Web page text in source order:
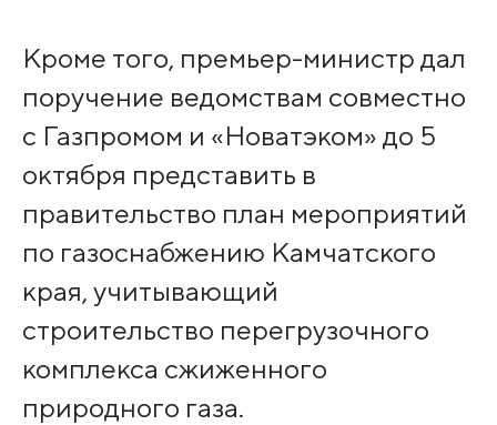
Кроме того, премьер-министр дал
поручение ведомствам совместно
с Газпромом и «Новатэком» до 5
октября представить в
правительство план мероприятий
по газоснабжению Камчатского
края, учитывающий
строительство перегрузочного
комплекса сжиженного
природного газа.